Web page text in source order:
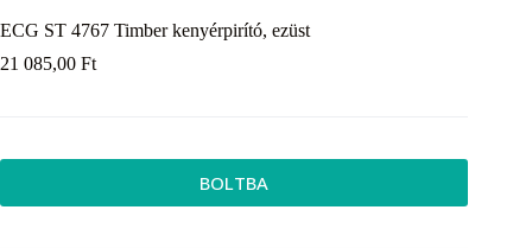
ECG ST 4767 Timber kenyérpirító, ezüst
21 085,00 Ft
BOLTBA